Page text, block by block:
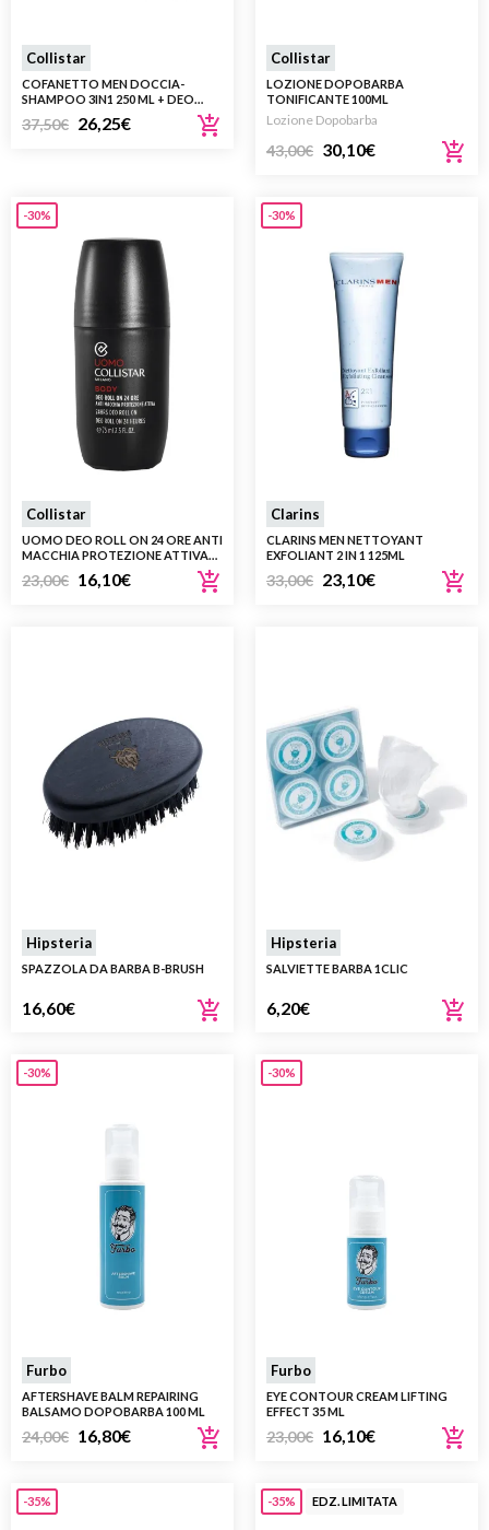
Collistar
COFANETTO MEN DOCCIA-
SHAMPOO 3IN1 250 ML + DEO
FRESCHEZZA 48H SPRAY 100 ML
37,50€ 26,25€
Collistar
LOZIONE DOPOBARBA
TONIFICANTE 100ML
Lozione Dopobarba
43,00€ 30,10€
-30%
Collistar
UOMO DEO ROLL ON 24 ORE ANTI
MACCHIA PROTEZIONE ATTIVA
23,00€ 16,10€
-30%
Clarins
CLARINS MEN NETTOYANT
EXFOLIANT 2 IN 1 125ML
33,00€ 23,10€
Hipsteria
SPAZZOLA DA BARBA B-BRUSH
16,60€
Hipsteria
SALVIETTE BARBA 1CLIC
6,20€
-30%
Furbo
AFTERSHAVE BALM REPAIRING
BALSAMO DOPOBARBA 100 ML
24,00€ 16,80€
-30%
Furbo
EYE CONTOUR CREAM LIFTING
EFFECT 35 ML
23,00€ 16,10€
-35% -35% EDZ. LIMITATA